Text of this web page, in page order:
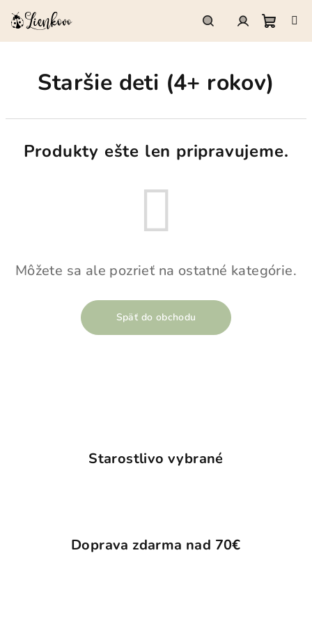
HľadaťPrihlásenie
košík
Staršie deti (4+ rokov)
Produkty ešte len pripravujeme.
Môžete sa ale pozrieť na ostatné kategórie.
Späť do obchodu
Starostlivo vybrané
Doprava zdarma nad 70€